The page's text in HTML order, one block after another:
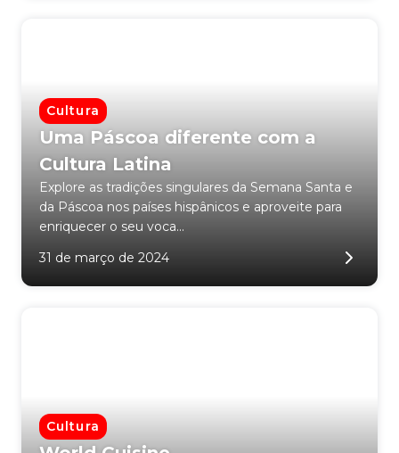
Cultura
Uma Páscoa diferente com a
Cultura Latina
Explore as tradições singulares da Semana Santa e
da Páscoa nos países hispânicos e aproveite para
enriquecer o seu voca...
31 de março de 2024
Cultura